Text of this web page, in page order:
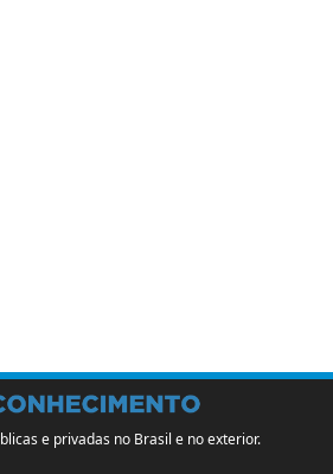
e privadas no Brasil e no exterior.